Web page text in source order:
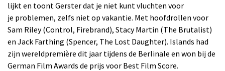
lijkt en toont Gerster dat je niet kunt vluchten voor
je problemen, zelfs niet op vakantie. Met hoofdrollen voor
Sam Riley (Control, Firebrand), Stacy Martin (The Brutalist)
en Jack Farthing (Spencer, The Lost Daughter). Islands had
zijn wereldpremière dit jaar tijdens de Berlinale en won bij de
German Film Awards de prijs voor Best Film Score.